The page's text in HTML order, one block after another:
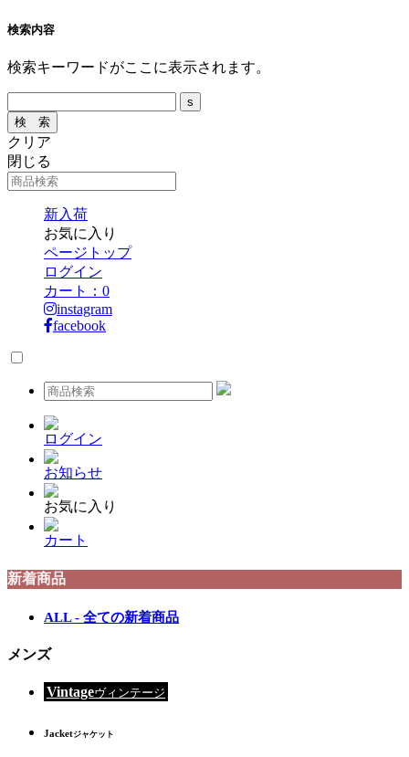
検索内容
検索キーワードがここに表示されます。
クリア
閉じる
新入荷
お気に入り
ページトップ
ログイン
カート： 0
instagram
facebook
ログイン
お知らせ
お気に入り
カート
新着商品
ALL - 全ての新着商品
メンズ
Vintageヴィンテージ
Jacketジャケット